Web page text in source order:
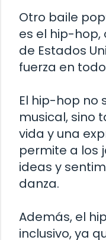
Otro baile
es el hip-hop,
de Estados
fuerza en
El hip-hop no
musical, sino
vida y una
permite a los
ideas y
danza.
Además, el
inclusivo, ya